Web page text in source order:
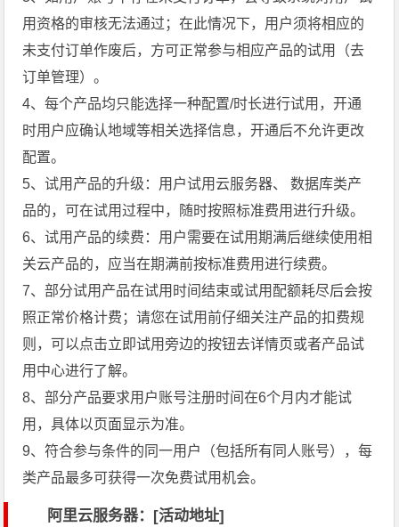
用资格的审核无法通过；在此情况下，用户须将相应的
未支付订单作废后，方可正常参与相应产品的试用（去
订单管理）。
4、每个产品均只能选择一种配置/时长进行试用，开通
时用户应确认地域等相关选择信息，开通后不允许更改
配置。
5、试用产品的升级：用户试用云服务器、 数据库类产
品的，可在试用过程中，随时按照标准费用进行升级。
6、试用产品的续费：用户需要在试用期满后继续使用相
关云产品的，应当在期满前按标准费用进行续费。
7、部分试用产品在试用时间结束或试用配额耗尽后会按
照正常价格计费；请您在试用前仔细关注产品的扣费规
则，可以点击立即试用旁边的按钮去详情页或者产品试
用中心进行了解。
8、部分产品要求用户账号注册时间在6个月内才能试
用，具体以页面显示为准。
9、符合参与条件的同一用户（包括所有同人账号），每
类产品最多可获得一次免费试用机会。
阿里云服务器：[活动地址]